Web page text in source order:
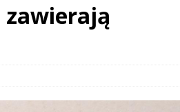
zawierają